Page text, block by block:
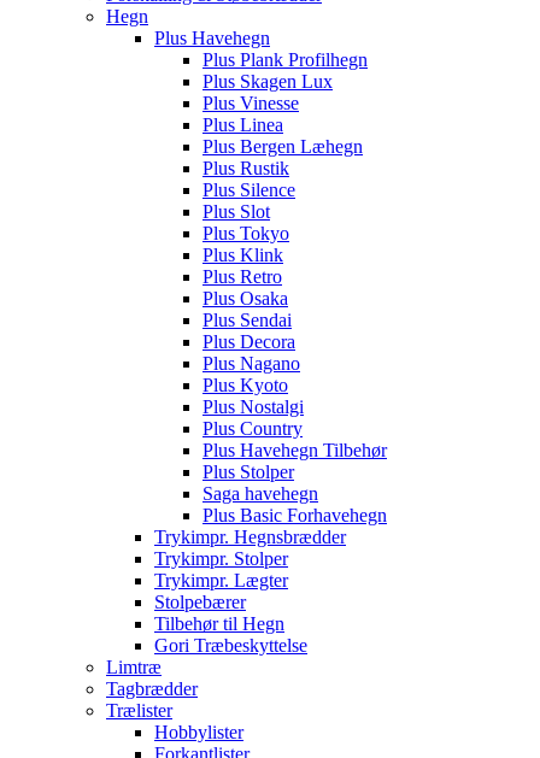
Hegn
Plus Havehegn
Plus Plank Profilhegn
Plus Skagen Lux
Plus Vinesse
Plus Linea
Plus Bergen Læhegn
Plus Rustik
Plus Silence
Plus Slot
Plus Tokyo
Plus Klink
Plus Retro
Plus Osaka
Plus Sendai
Plus Decora
Plus Nagano
Plus Kyoto
Plus Nostalgi
Plus Country
Plus Havehegn Tilbehør
Plus Stolper
Saga havehegn
Plus Basic Forhavehegn
Trykimpr. Hegnsbrædder
Trykimpr. Stolper
Trykimpr. Lægter
Stolpebærer
Tilbehør til Hegn
Gori Træbeskyttelse
Limtræ
Tagbrædder
Trælister
Hobbylister
Forkantlister